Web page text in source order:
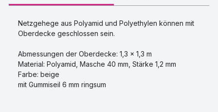
Netzgehege aus Polyamid und Polyethylen können mit
Oberdecke geschlossen sein.
Abmessungen der Oberdecke: 1,3 x 1,3 m
Material: Polyamid, Masche 40 mm, Stärke 1,2 mm
Farbe: beige
mit Gummiseil 6 mm ringsum